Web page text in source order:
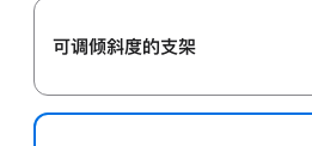
可调倾斜度的支架